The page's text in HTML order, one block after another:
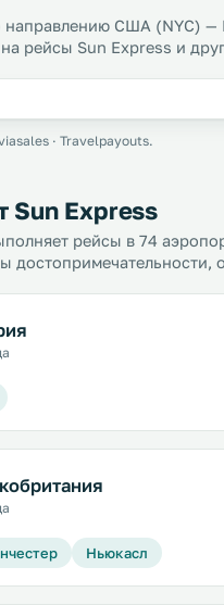
США (NYC) —
рейсы Sun Express и
· Travelpayouts.
Sun Express
рейсы в 74
Ньюкасл